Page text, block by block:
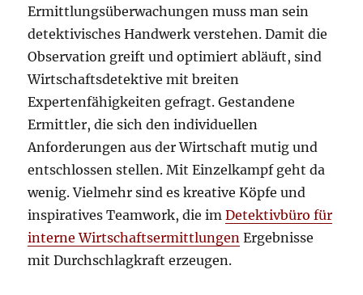
Ermittlungsüberwachungen muss man sein
detektivisches Handwerk verstehen. Damit die
Observation greift und optimiert abläuft, sind
Wirtschaftsdetektive mit breiten
Expertenfähigkeiten gefragt. Gestandene
Ermittler, die sich den individuellen
Anforderungen aus der Wirtschaft mutig und
entschlossen stellen. Mit Einzelkampf geht da
wenig. Vielmehr sind es kreative Köpfe und
inspiratives Teamwork, die imDetektivbüro für
interne Wirtschaftsermittlungen Ergebnisse
mit Durchschlagkraft erzeugen.